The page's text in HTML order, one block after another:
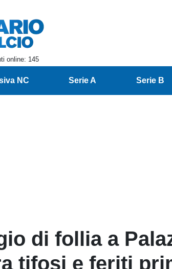
online: 145
NC Serie A Serie B
di follia a
tifosi e feriti